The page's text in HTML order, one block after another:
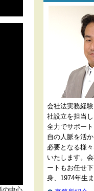
会社法実務経
社設立を担当
全力でサポー
自の人脈を活
必要となる様
いたします。
ートもお任せ
身、1974年生ま